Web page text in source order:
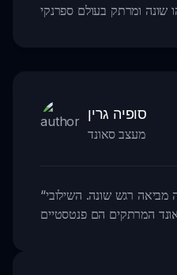
סופיה גרין
מעצב סאונד
“מביאה רגש שונה. השילובי